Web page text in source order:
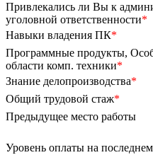
Привлекались ли Вы к
уголовной ответственности*
Навыки владения ПК*
Программные продукты,
области комп. техники*
Знание делопроизводства*
Общий трудовой стаж*
Предыдущее место работы
Уровень оплаты на